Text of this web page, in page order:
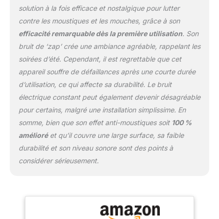
biologistes d'AMUFER a
développé une ampoule
bleu-violet de 18 W plus
puissante, couvrant une
jusqu'à 100 m². Cet
insecte-tueur électrique
bénéficie d'une
conception unique
utilisant une longueur
d'onde UVA comprise
entre 330 et 420 nm,
attirant efficacement les
moustiques, les
européennes, durabilité
garantie】L'insecte-tueur
solution à la fois efficace et nostalgique pour lutter
contre les moustiques et les mouches, grâce à son
efficacité remarquable dès la première utilisation. Son
bruit de ‘zap’ crée une ambiance agréable, rappelant les
soirées d’été. Cependant, il est regrettable que cet
appareil souffre de défaillances après une courte durée
d’utilisation, ce qui affecte sa durabilité. Le bruit
électrique constant peut également devenir désagréable
pour certains, malgré une installation simplissime. En
somme, bien que son effet anti-moustiques soit 100 %
amélioréet qu’il couvre une large surface, sa faible
durabilité et son niveau sonore sont des points à
considérer sérieusement.